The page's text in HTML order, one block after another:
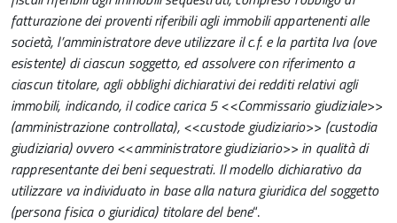
fatturazione dei proventi riferibili agli immobili appartenenti alle
società, l’amministratore deve utilizzare il c.f. e la partita Iva (ove
esistente) di ciascun soggetto, ed assolvere con riferimento a
ciascun titolare, agli obblighi dichiarativi dei redditi relativi agli
immobili, indicando, il codice carica 5 <<Commissario giudiziale>>
(amministrazione controllata), <<custode giudiziario>> (custodia
giudiziaria) ovvero <<amministratore giudiziario>> in qualità di
rappresentante dei beni sequestrati. Il modello dichiarativo da
utilizzare va individuato in base alla natura giuridica del soggetto
(persona fisica o giuridica) titolare del bene“.